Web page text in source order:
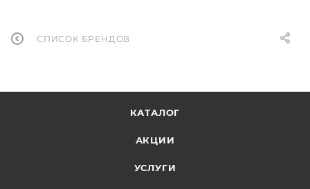
СПИСОК БРЕНДОВ
КАТАЛОГ
АКЦИИ
УСЛУГИ